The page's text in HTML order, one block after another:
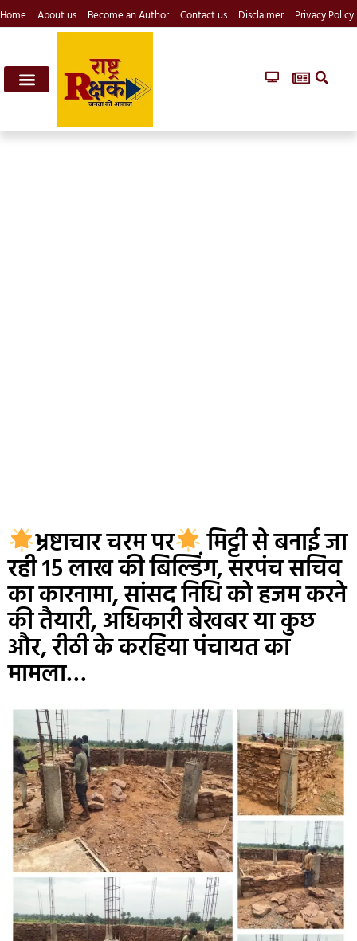
Home About us Become an Author Contact us Disclaimer Privacy Policy
भ्रष्टाचार चरम पर मिट्टी से बनाई जा
रही 15 लाख की बिल्डिंग, सरपंच सचिव
का कारनामा, सांसद निधि को हजम करने
की तैयारी, अधिकारी बेखबर या कुछ
और, रीठी के करहिया पंचायत का
मामला…